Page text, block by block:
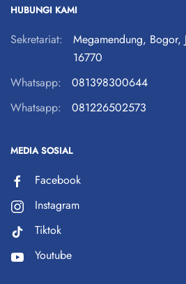
HUBUNGI KAMI
Sekretariat:
Megamendung, Bogor,
16770
Whatsapp:
081398300644
Whatsapp:
081226502573
MEDIA SOSIAL
Facebook
Instagram
Tiktok
Youtube